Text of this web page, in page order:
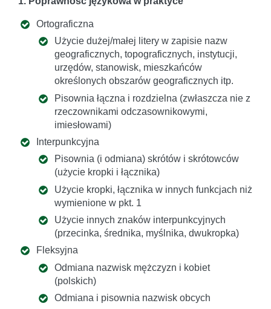
Ortograficzna
Użycie dużej/małej litery w zapisie nazw
geograficznych, topograficznych, instytucji,
urzędów, stanowisk, mieszkańców
określonych obszarów geograficznych itp.
Pisownia łączna i rozdzielna (zwłaszcza nie z
rzeczownikami odczasownikowymi,
imiesłowami)
Interpunkcyjna
Pisownia (i odmiana) skrótów i skrótowców
(użycie kropki i łącznika)
Użycie kropki, łącznika w innych funkcjach niż
wymienione w pkt. 1
Użycie innych znaków interpunkcyjnych
(przecinka, średnika, myślnika, dwukropka)
Fleksyjna
Odmiana nazwisk mężczyzn i kobiet
(polskich)
Odmiana i pisownia nazwisk obcych